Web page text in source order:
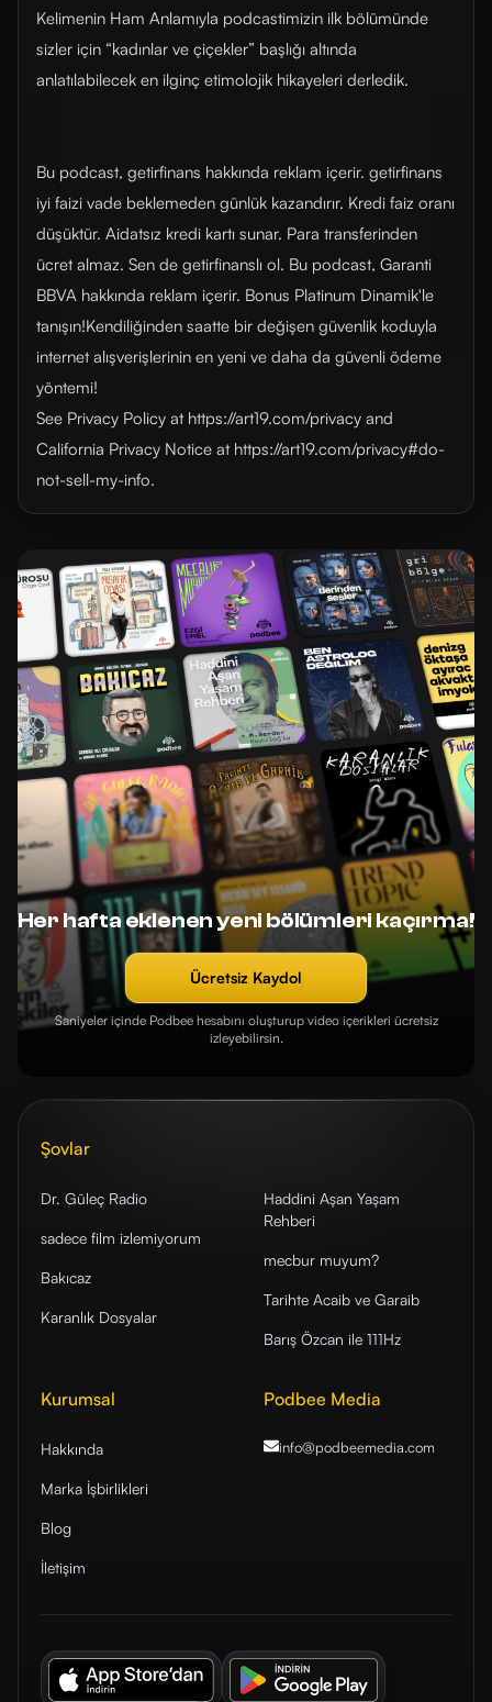
Kelimenin Ham Anlamıyla podcastimizin ilk bölümünde
sizler için “kadınlar ve çiçekler” başlığı altında
anlatılabilecek en ilginç etimolojik hikayeleri derledik.
Bu podcast, getirfinans hakkında reklam içerir. getirfinans
iyi faizi vade beklemeden günlük kazandırır. Kredi faiz oranı
düşüktür. Aidatsız kredi kartı sunar. Para transferinden
ücret almaz. Sen de getirfinanslı ol. Bu podcast, Garanti
BBVA hakkında reklam içerir. Bonus Platinum Dinamik'le
tanışın!Kendiliğinden saatte bir değişen güvenlik koduyla
internet alışverişlerinin en yeni ve daha da güvenli ödeme
yöntemi!
See Privacy Policy at https://art19.com/privacy and
California Privacy Notice at https://art19.com/privacy#do-
not-sell-my-info.
Her hafta eklenen yeni bölümleri kaçırma!
Ücretsiz Kaydol
Saniyeler içinde Podbee hesabını oluşturup video içerikleri ücretsiz
izleyebilirsin.
Şovlar
Dr. Güleç Radio
sadece film izlemiyorum
Bakıcaz
Karanlık Dosyalar
Haddini Aşan Yaşam
Rehberi
mecbur muyum?
Tarihte Acaib ve Garaib
Barış Özcan ile 111Hz
Kurumsal
Hakkında
Marka İşbirlikleri
Blog
İletişim
Podbee Media
info@podbeemedia.com